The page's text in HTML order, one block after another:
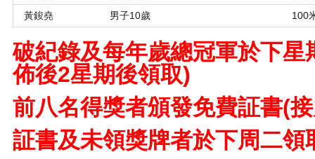
黃鋑堯
男子10歲 100
破紀錄及每年歲總冠軍於下星
佈後2星期後領取)
前八名得獎者頒發免費証書(
証書及未領獎牌者於下周二領